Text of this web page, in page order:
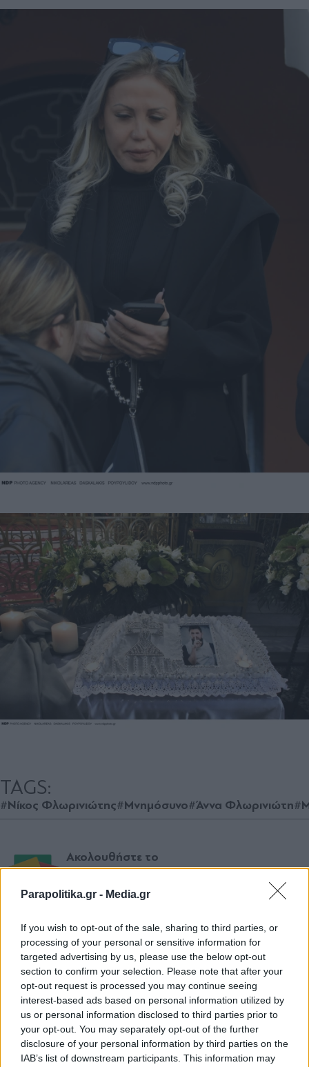
Parapolitika.gr - Media.gr
If you wish to opt-out of the sale, sharing to third parties, or
processing of your personal or sensitive information for
targeted advertising by us, please use the below opt-out
section to confirm your selection. Please note that after your
opt-out request is processed you may continue seeing
interest-based ads based on personal information utilized by
us or personal information disclosed to third parties prior to
your opt-out. You may separately opt-out of the further
disclosure of your personal information by third parties on the
IAB’s list of downstream participants. This information may
TAGS:
#Νίκος Φλωρινιώτης#Μνημόσυνο#Άννα Φλωρινιώτη
Ακολουθήστε το
parapolitika.gr στο Google
News για άμεση και έγκυρη
ενημέρωση
Ακολουθήστε μας στο
facebook
Ακολουθήστε μας στο
twitter